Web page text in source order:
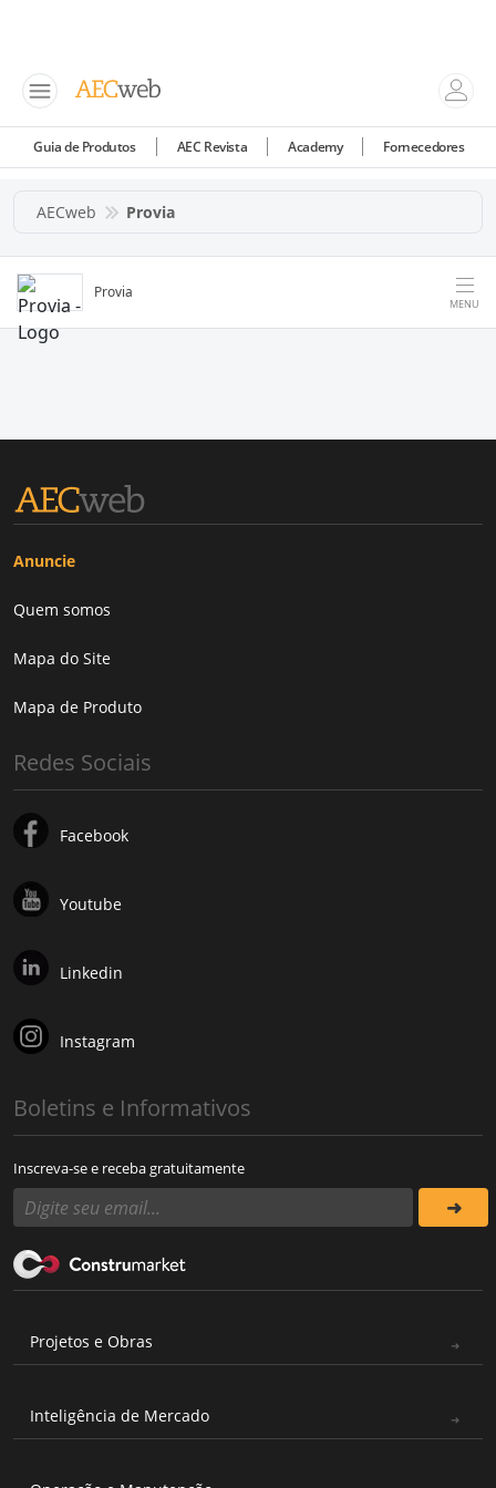
Guia de Produtos AEC Revista Academy Fornecedores
AECweb Provia
Provia
MENU
Anuncie
Quem somos
Mapa do Site
Mapa de Produto
Redes Sociais
Facebook
Youtube
Linkedin
Instagram
Boletins e Informativos
Inscreva-se e receba gratuitamente
Projetos e Obras
Inteligência de Mercado